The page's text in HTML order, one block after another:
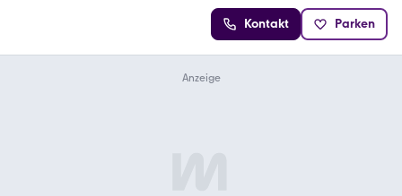
Kontakt Parken